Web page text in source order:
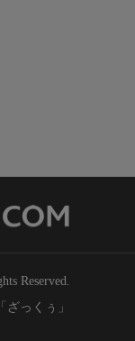
Reserved.
っくぅ」